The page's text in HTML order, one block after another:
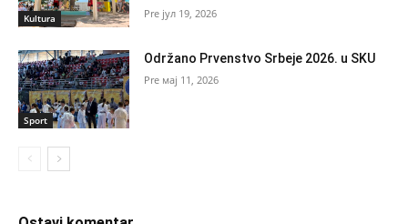
Kultura јул 19, 2026
Sport
Održano Prvenstvo Srbeje 2026. u SKU
мај 11, 2026